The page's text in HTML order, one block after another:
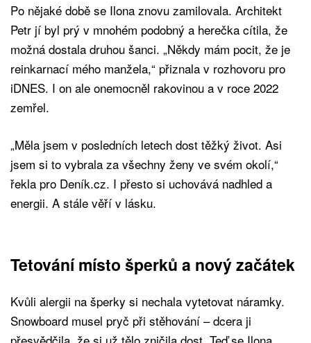
Po nějaké době se Ilona znovu zamilovala. Architekt
Petr jí byl prý v mnohém podobný a herečka cítila, že
možná dostala druhou šanci. „Někdy mám pocit, že je
reinkarnací mého manžela,“ přiznala v rozhovoru pro
iDNES. I on ale onemocněl rakovinou a v roce 2022
zemřel.
„Měla jsem v posledních letech dost těžký život. Asi
jsem si to vybrala za všechny ženy ve svém okolí,“
řekla pro Deník.cz. I přesto si uchovává nadhled a
energii. A stále věří v lásku.
Tetování místo šperků a nový začátek
Kvůli alergii na šperky si nechala vytetovat náramky.
Snowboard musel pryč při stěhování – dcera ji